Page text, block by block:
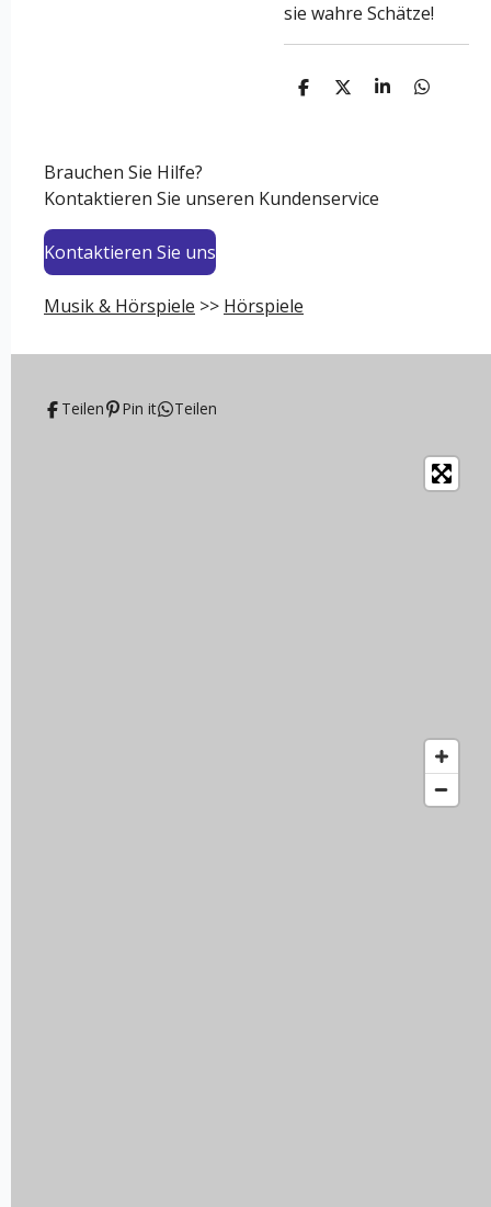
sie wahre Schätze!
T
T
T
T
Brauchen Sie Hilfe?
Kontaktieren Sie unseren Kundenservice
Kontaktieren Sie uns
Musik & Hörspiele >> Hörspiele
Teilen Pin it Teilen